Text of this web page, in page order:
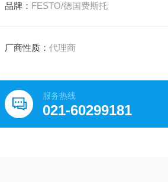
气动连接, 气口 1 G1/4
安装类型 可选
品牌： FESTO/德国费斯托
厂商性质：代理商
服务热线
021-60299181